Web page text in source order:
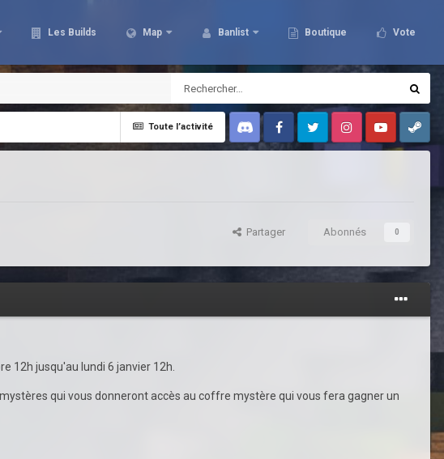
Les Builds Map Banlist Boutique Vote
Toute l’activité
DiscordFacebookTwitter InstagramYoutubeSteam
Partager Abonnés 0
12h jusqu'au lundi 6 janvier 12h.
qui vous donneront accès au coffre mystère qui vous fera gagner un